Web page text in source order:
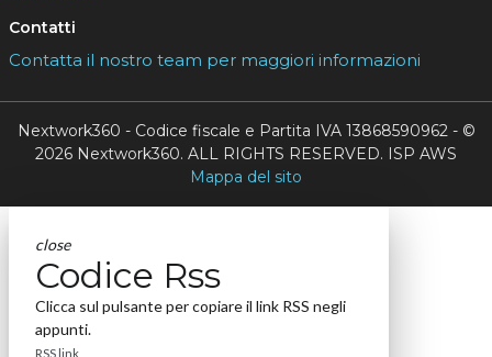
Contatti
Contatta il nostro team per maggiori informazioni
Nextwork360 - Codice fiscale e Partita IVA 13868590962 - ©
2026 Nextwork360. ALL RIGHTS RESERVED. ISP AWS
Mappa del sito
close
Codice Rss
Clicca sul pulsante per copiare il link RSS negli
appunti.
RSS link